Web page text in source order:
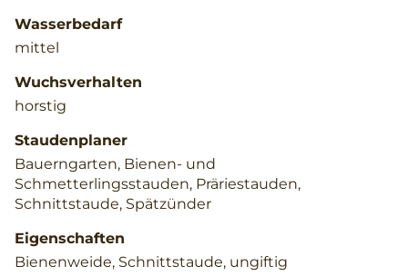
Wasserbedarf
mittel
Wuchsverhalten
horstig
Staudenplaner
Bauerngarten, Bienen- und
Schmetterlingsstauden, Präriestauden,
Schnittstaude, Spätzünder
Eigenschaften
Bienenweide, Schnittstaude, ungiftig